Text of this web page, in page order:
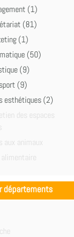
(1)
(81)
(1)
(50)
(9)
(9)
esthétiques (2)
des espaces
aux animaux
départements